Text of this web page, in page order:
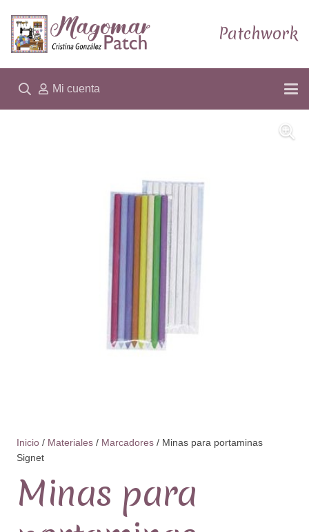
Patchwork
Mi cuenta
Inicio / Materiales / Marcadores / Minas para portaminas
Signet
Minas para